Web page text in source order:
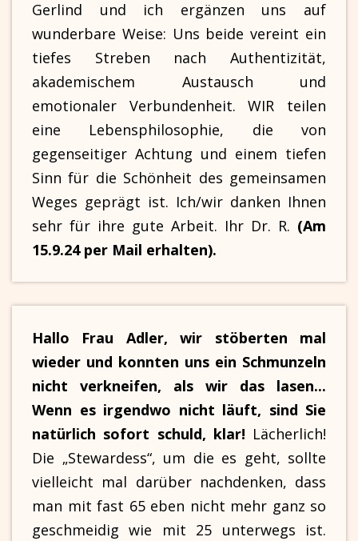
Gerlind und ich ergänzen uns auf
wunderbare Weise: Uns beide vereint ein
tiefes Streben nach Authentizität,
akademischem Austausch und
emotionaler Verbundenheit. WIR teilen
eine Lebensphilosophie, die von
gegenseitiger Achtung und einem tiefen
Sinn für die Schönheit des gemeinsamen
Weges geprägt ist. Ich/wir danken Ihnen
sehr für ihre gute Arbeit. Ihr Dr. R. (Am
15.9.24 per Mail erhalten).
Hallo Frau Adler, wir stöberten mal
wieder und konnten uns ein Schmunzeln
nicht verkneifen, als wir das lasen...
Wenn es irgendwo nicht läuft, sind Sie
natürlich sofort schuld, klar! Lächerlich!
Die „Stewardess“, um die es geht, sollte
vielleicht mal darüber nachdenken, dass
man mit fast 65 eben nicht mehr ganz so
geschmeidig wie mit 25 unterwegs ist.